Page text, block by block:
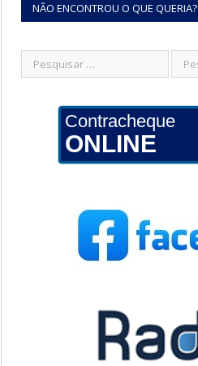
NÃO ENCONTROU O QUE QUERIA?
Contracheque
ONLINE